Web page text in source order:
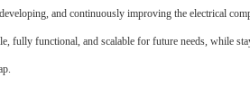
and continuously improving the electrical
fully functional, and scalable for future needs, while